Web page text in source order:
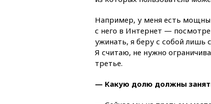
Например, у меня есть
с него в Интернет —
ужинать, я беру с собой лишь
Я считаю, не нужно
третье.
— Какую долю должны